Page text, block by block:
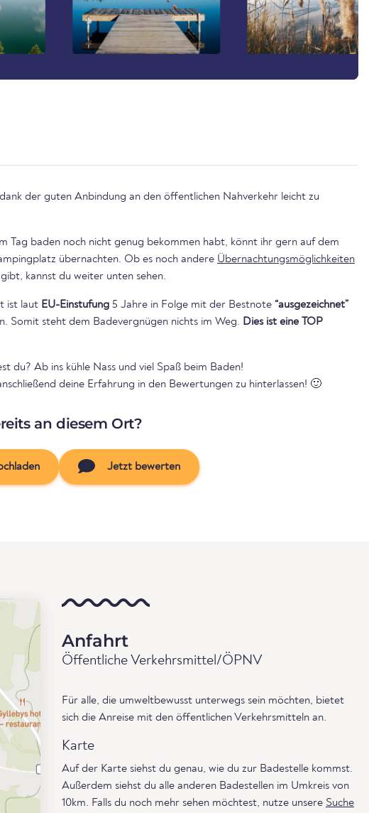
der guten Anbindung an den öffentlichen Nahverkehr leicht zu
Tag baden noch nicht genug bekommen habt, könnt ihr gern auf dem
nahegelegenen Campingplatz übernachten. Ob es noch andere Übernachtungsmöglichkeiten
gibt, kannst du weiter unten sehen.
ist laut EU-Einstufung 5 Jahre in Folge mit der Bestnote “ausgezeichnet”
Somit steht dem Badevergnügen nichts im Weg. Dies ist eine TOP
du? Ab ins kühle Nass und viel Spaß beim Baden!
deine Erfahrung in den Bewertungen zu hinterlassen! 🙂
an diesem Ort?
Jetzt bewerten
Anfahrt
Öffentliche Verkehrsmittel/ÖPNV
Für alle, die umweltbewusst unterwegs sein möchten, bietet
sich die Anreise mit den öffentlichen Verkehrsmitteln an.
Karte
Auf der Karte siehst du genau, wie du zur Badestelle kommst.
Außerdem siehst du alle anderen Badestellen im Umkreis von
10km. Falls du noch mehr sehen möchtest, nutze unsere Suche